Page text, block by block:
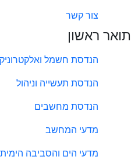
צור קשר
תואר ראשון
הנדסת חשמל ואלקטרוניקה
הנדסת תעשייה וניהול
הנדסת מחשבים
מדעי המחשב
מדעי הים והסביבה הימית